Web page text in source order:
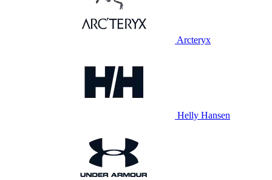
Arcteryx
Helly Hansen